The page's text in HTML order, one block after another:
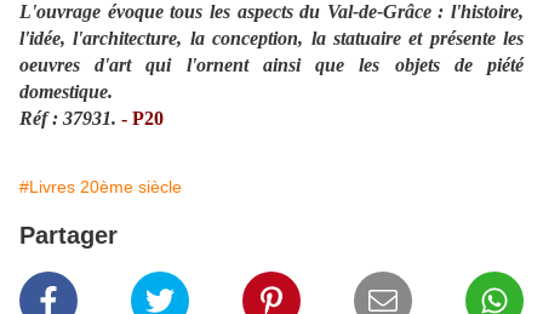
L'ouvrage évoque tous les aspects du Val-de-Grâce : l'histoire,
l'idée, l'architecture, la conception, la statuaire et présente les
oeuvres d'art qui l'ornent ainsi que les objets de piété
domestique.
Réf : 37931. - P20
#Livres 20ème siècle
Partager